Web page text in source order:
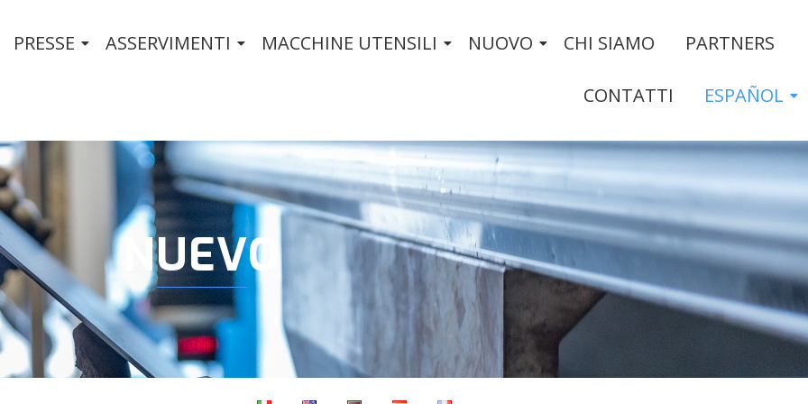
PRESSE ASSERVIMENTI MACCHINE UTENSILI NUOVO CHI SIAMO PARTNERS
CONTATTI ESPAÑOL
NUEVO